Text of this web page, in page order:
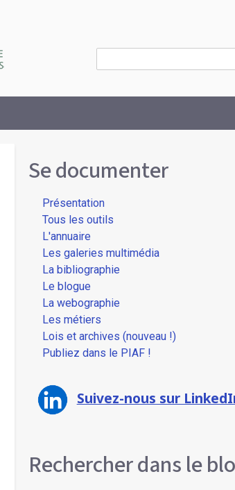
Search
Se documenter
Présentation
Tous les outils
L'annuaire
Les galeries multimédia
La bibliographie
Le blogue
La webographie
Les métiers
Lois et archives (nouveau !)
Publiez dans le PIAF !
Suivez-nous sur
Rechercher dans le